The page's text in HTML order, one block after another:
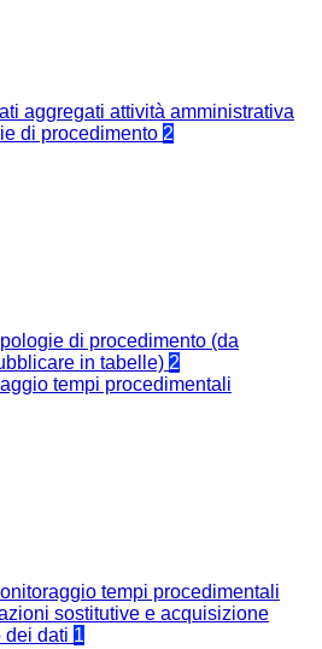
aggregati attività amministrativa
di procedimento 2
di procedimento (da
in tabelle) 2
tempi procedimentali
tempi procedimentali
sostitutive e acquisizione
dei dati 1